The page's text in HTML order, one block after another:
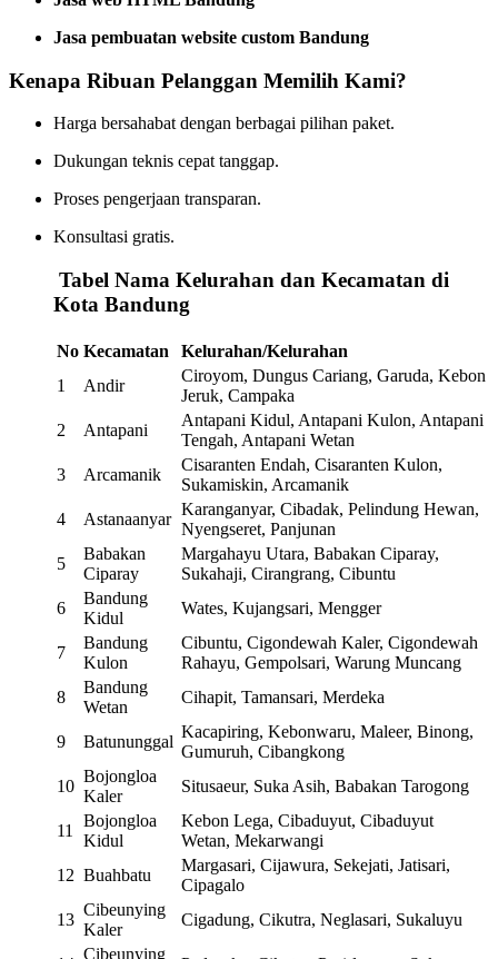
Jasa pembuatan website custom Bandung
Kenapa Ribuan Pelanggan Memilih Kami?
Harga bersahabat dengan berbagai pilihan paket.
Dukungan teknis cepat tanggap.
Proses pengerjaan transparan.
Konsultasi gratis.
Tabel Nama Kelurahan dan Kecamatan di
Kota Bandung
No Kecamatan
Kelurahan/Kelurahan
1
Andir
Ciroyom, Dungus Cariang, Garuda, Kebon
Jeruk, Campaka
2
Antapani
Antapani Kidul, Antapani Kulon, Antapani
Tengah, Antapani Wetan
3
Arcamanik
Cisaranten Endah, Cisaranten Kulon,
Sukamiskin, Arcamanik
4
Astanaanyar
Karanganyar, Cibadak, Pelindung Hewan,
Nyengseret, Panjunan
5
Babakan
Ciparay
Margahayu Utara, Babakan Ciparay,
Sukahaji, Cirangrang, Cibuntu
6
Bandung
Kidul
Wates, Kujangsari, Mengger
7
Bandung
Kulon
Cibuntu, Cigondewah Kaler, Cigondewah
Rahayu, Gempolsari, Warung Muncang
8
Bandung
Wetan
Cihapit, Tamansari, Merdeka
9 Batununggal
Kacapiring, Kebonwaru, Maleer, Binong,
Gumuruh, Cibangkong
10
Bojongloa
Kaler
Situsaeur, Suka Asih, Babakan Tarogong
11
Bojongloa
Kidul
Kebon Lega, Cibaduyut, Cibaduyut
Wetan, Mekarwangi
12 Buahbatu
Margasari, Cijawura, Sekejati, Jatisari,
Cipagalo
13
Cibeunying
Kaler
Cigadung, Cikutra, Neglasari, Sukaluyu
Cibeunying